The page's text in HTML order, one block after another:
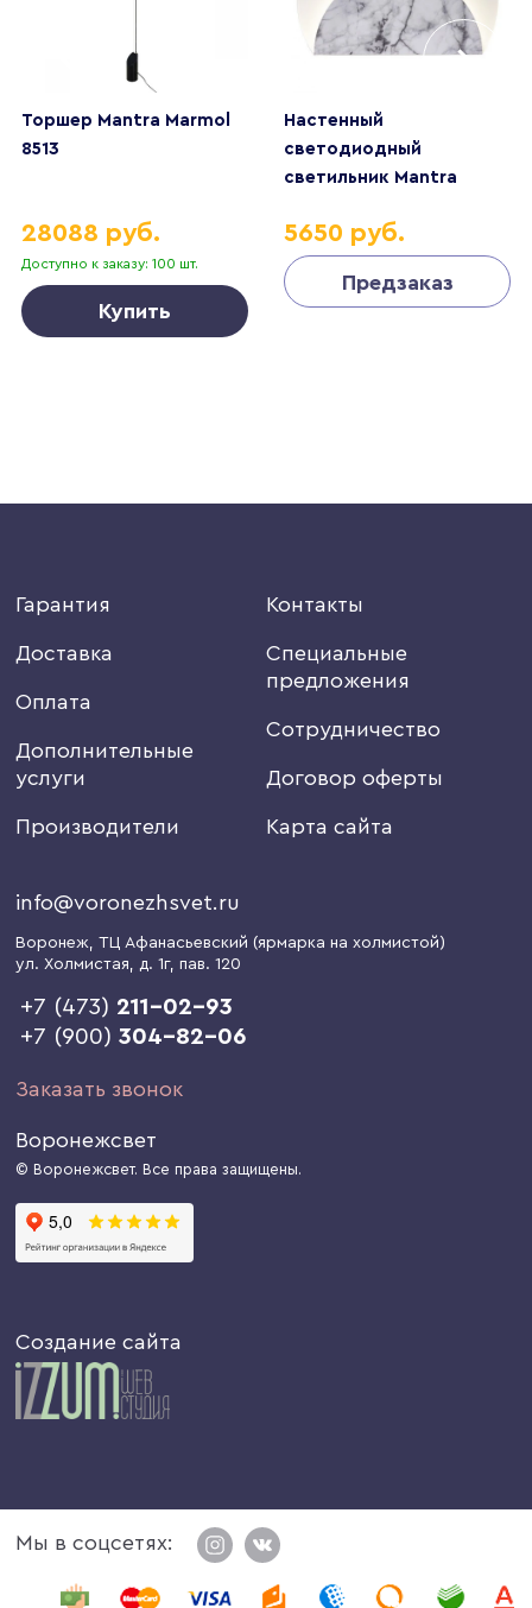
Торшер Mantra Marmol
8513
Доступно к заказу: 100 шт.
28088 руб.
Купить
Настенный
светодиодный
светильник Mantra
5650 руб.
Предзаказ
Гарантия
Доставка
Оплата
Дополнительные
услуги
Производители
Контакты
Специальные
предложения
Сотрудничество
Договор оферты
Карта сайта
info@voronezhsvet.ru
Воронеж, ТЦ Афанасьевский (ярмарка на холмистой)
ул. Холмистая, д. 1г, пав. 120
+7 (473) 211-02-93
+7 (900)304-82-06
Заказать звонок
Воронежсвет
© Воронежсвет. Все права защищены.
Создание сайта
Мы в соцсетях: